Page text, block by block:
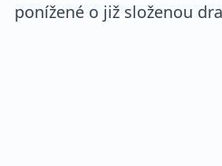
ponížené o již složenou